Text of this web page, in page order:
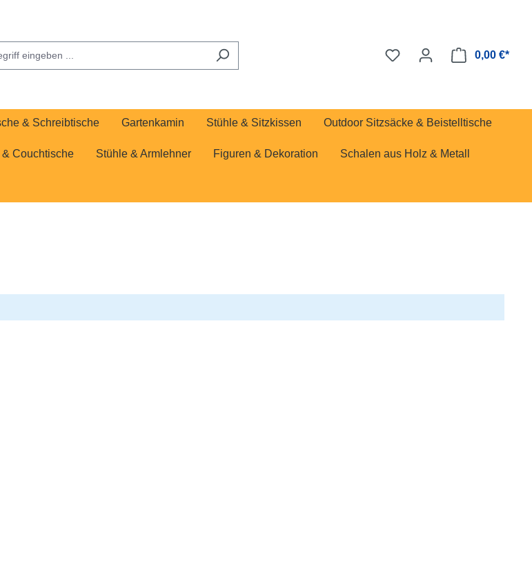
0,00 €*
& Schreibtische Gartenkamin Stühle & Sitzkissen Outdoor Sitzsäcke & Beistelltische
Couchtische Stühle & Armlehner Figuren & Dekoration Schalen aus Holz & Metall